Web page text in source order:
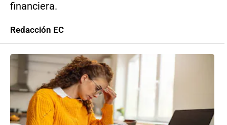
financiera.
Redacción EC